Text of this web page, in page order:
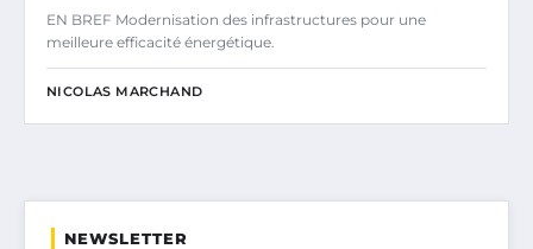
EN BREF Modernisation des infrastructures pour une
meilleure efficacité énergétique.
NICOLAS MARCHAND
NEWSLETTER